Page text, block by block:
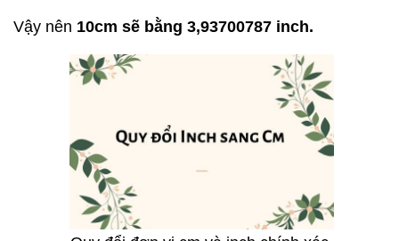
Vậy nên 10cm sẽ bằng 3,93700787 inch.